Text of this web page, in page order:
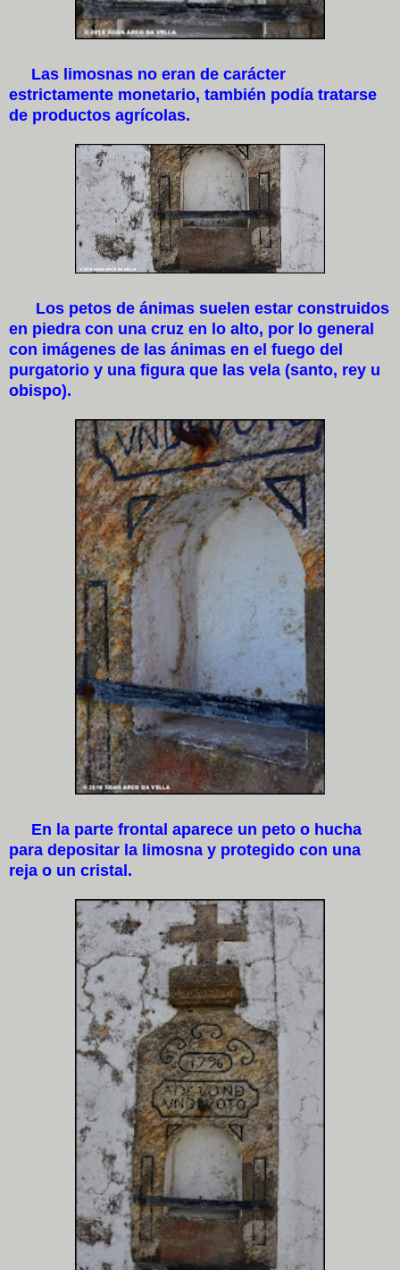
Las limosnas no eran de carácter
estrictamente monetario, también podía tratarse
de productos agrícolas.
Los petos de ánimas suelen estar construidos
en piedra con una cruz en lo alto, por lo general
con imágenes de las ánimas en el fuego del
purgatorio y una figura que las vela (santo, rey u
obispo).
En la parte frontal aparece un peto o hucha
para depositar la limosna y protegido con una
reja o un cristal.